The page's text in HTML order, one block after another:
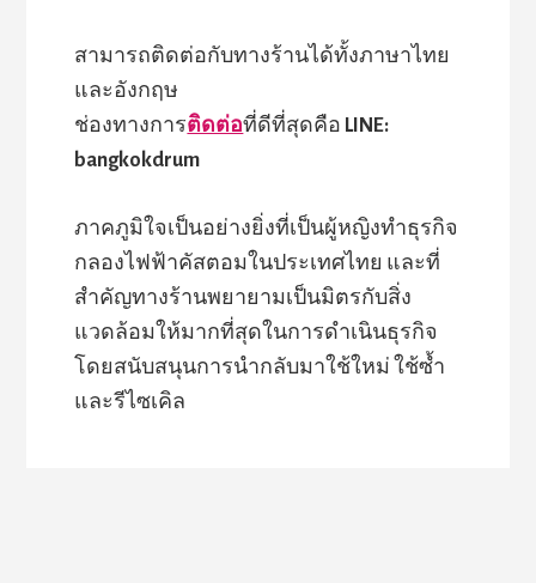
สามารถติดต่อกับทางร้านได้ทั้งภาษาไทย
และอังกฤษ
ช่องทางการติดต่อที่ดีที่สุดคือ LINE:
bangkokdrum
ภาคภูมิใจเป็นอย่างยิ่งที่เป็นผู้หญิงทำธุรกิจ
กลองไฟฟ้าคัสตอมในประเทศไทย และที่
สำคัญทางร้านพยายามเป็นมิตรกับสิ่ง
แวดล้อมให้มากที่สุดในการดำเนินธุรกิจ
โดยสนับสนุนการนำกลับมาใช้ใหม่ ใช้ซ้ำ
และรีไซเคิล